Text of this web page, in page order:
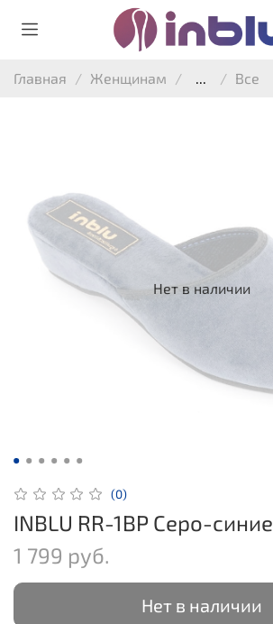
Главная Женщинам ... Все
Нет в наличии
(0)
INBLU RR-1BP Серо-синие
1 799 руб.
Нет в наличии